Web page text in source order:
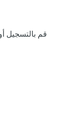
قم بالتسجيل